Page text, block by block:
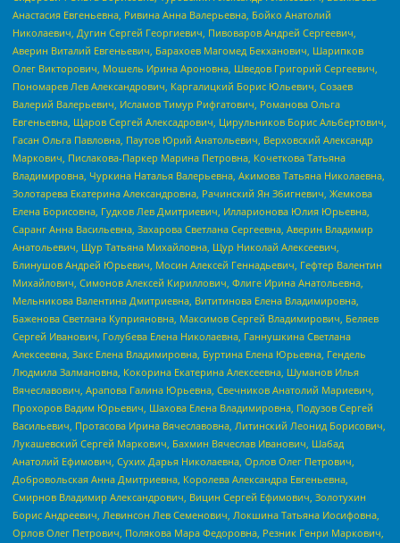
Анастасия Евгеньевна, Ривина Анна Валерьевна, Бойко Анатолий
Николаевич, Дугин Сергей Георгиевич, Пивоваров Андрей Сергеевич,
Аверин Виталий Евгеньевич, Барахоев Магомед Бекханович, Шарипков
Олег Викторович, Мошель Ирина Ароновна, Шведов Григорий Сергеевич,
Пономарев Лев Александрович, Каргалицкий Борис Юльевич, Созаев
Валерий Валерьевич, Исламов Тимур Рифгатович, Романова Ольга
Евгеньевна, Щаров Сергей Алексадрович, Цирульников Борис Альбертович,
Гасан Ольга Павловна, Паутов Юрий Анатольевич, Верховский Александр
Маркович, Пислакова-Паркер Марина Петровна, Кочеткова Татьяна
Владимировна, Чуркина Наталья Валерьевна, Акимова Татьяна Николаевна,
Золотарева Екатерина Александровна, Рачинский Ян Збигневич, Жемкова
Елена Борисовна, Гудков Лев Дмитриевич, Илларионова Юлия Юрьевна,
Саранг Анна Васильевна, Захарова Светлана Сергеевна, Аверин Владимир
Анатольевич, Щур Татьяна Михайловна, Щур Николай Алексеевич,
Блинушов Андрей Юрьевич, Мосин Алексей Геннадьевич, Гефтер Валентин
Михайлович, Симонов Алексей Кириллович, Флиге Ирина Анатольевна,
Мельникова Валентина Дмитриевна, Вититинова Елена Владимировна,
Баженова Светлана Куприяновна, Максимов Сергей Владимирович, Беляев
Сергей Иванович, Голубева Елена Николаевна, Ганнушкина Светлана
Алексеевна, Закс Елена Владимировна, Буртина Елена Юрьевна, Гендель
Людмила Залмановна, Кокорина Екатерина Алексеевна, Шуманов Илья
Вячеславович, Арапова Галина Юрьевна, Свечников Анатолий Мариевич,
Прохоров Вадим Юрьевич, Шахова Елена Владимировна, Подузов Сергей
Васильевич, Протасова Ирина Вячеславовна, Литинский Леонид Борисович,
Лукашевский Сергей Маркович, Бахмин Вячеслав Иванович, Шабад
Анатолий Ефимович, Сухих Дарья Николаевна, Орлов Олег Петрович,
Добровольская Анна Дмитриевна, Королева Александра Евгеньевна,
Смирнов Владимир Александрович, Вицин Сергей Ефимович, Золотухин
Борис Андреевич, Левинсон Лев Семенович, Локшина Татьяна Иосифовна,
Орлов Олег Петрович, Полякова Мара Федоровна, Резник Генри Маркович,